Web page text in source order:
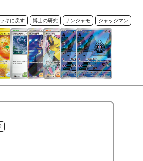
キに戻す 博士の研究 ナンジャモ ジャッジマン